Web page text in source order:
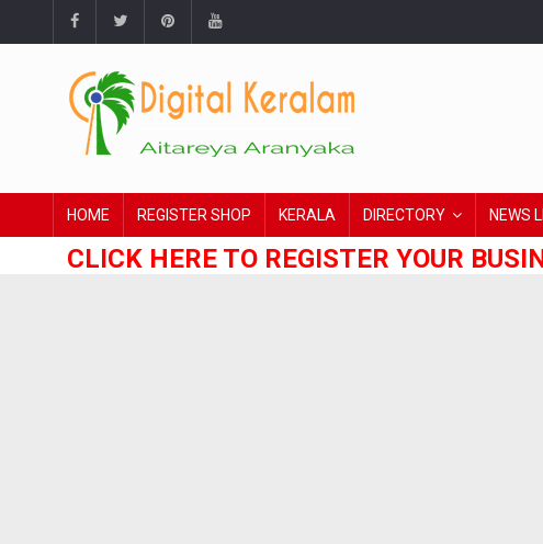
HOME REGISTER SHOP KERALA DIRECTORY NEWS
CLICK HERE TO REGISTER YOUR